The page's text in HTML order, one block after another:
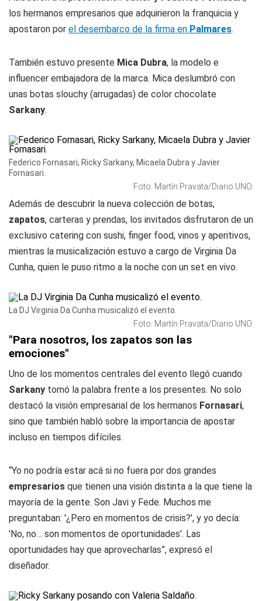
los hermanos empresarios que adquirieron la franquicia y
apostaron por el desembarco de la firma en Palmares.
También estuvo presente Mica Dubra, la modelo e
influencer embajadora de la marca. Mica deslumbró con
unas botas slouchy (arrugadas) de color chocolate
Sarkany.
Federico Fornasari, Ricky Sarkany, Micaela Dubra y Javier
Fornasari.
Foto: Martín Pravata/Diario UNO.
Además de descubrir la nueva colección de botas,
zapatos, carteras y prendas, los invitados disfrutaron de un
exclusivo catering con sushi, finger food, vinos y aperitivos,
mientras la musicalización estuvo a cargo de Virginia Da
Cunha, quien le puso ritmo a la noche con un set en vivo.
La DJ Virginia Da Cunha musicalizó el evento.
Foto: Martín Pravata/Diario UNO.
"Para nosotros, los zapatos son las
emociones"
Uno de los momentos centrales del evento llegó cuando
Sarkany tomó la palabra frente a los presentes. No solo
destacó la visión empresarial de los hermanos Fornasari,
sino que también habló sobre la importancia de apostar
incluso en tiempos difíciles.
“Yo no podría estar acá si no fuera por dos grandes
empresarios que tienen una visión distinta a la que tiene la
mayoría de la gente. Son Javi y Fede. Muchos me
preguntaban: '¿Pero en momentos de crisis?', y yo decía:
'No, no… son momentos de oportunidades'. Las
oportunidades hay que aprovecharlas”, expresó el
diseñador.